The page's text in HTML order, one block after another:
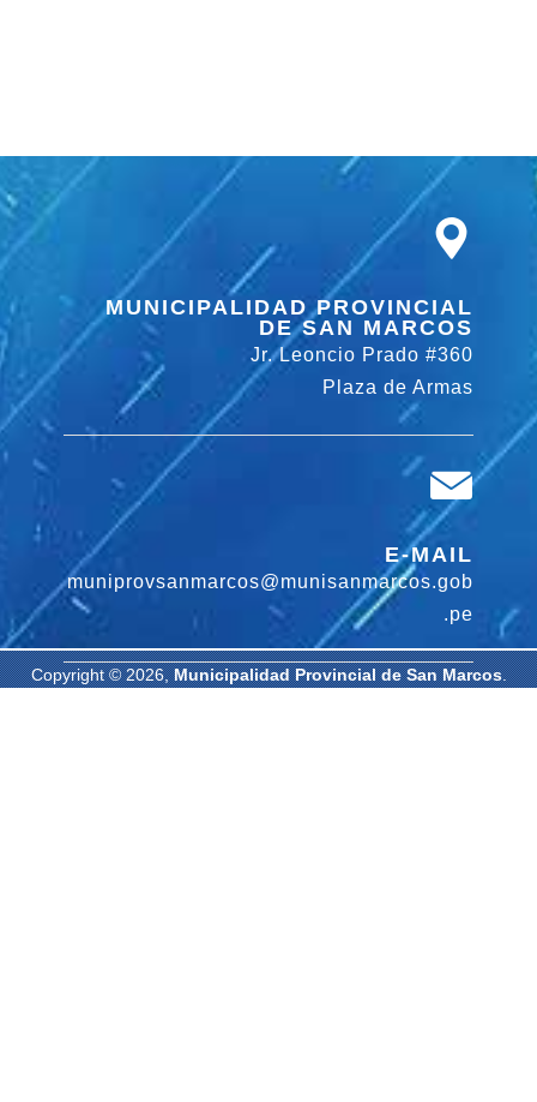
MUNICIPALIDAD PROVINCIAL
DE SAN MARCOS
Jr. Leoncio Prado #360
Plaza de Armas
E-MAIL
muniprovsanmarcos@munisanmarcos.gob
.pe
Copyright © 2026,Municipalidad Provincial de San Marcos.